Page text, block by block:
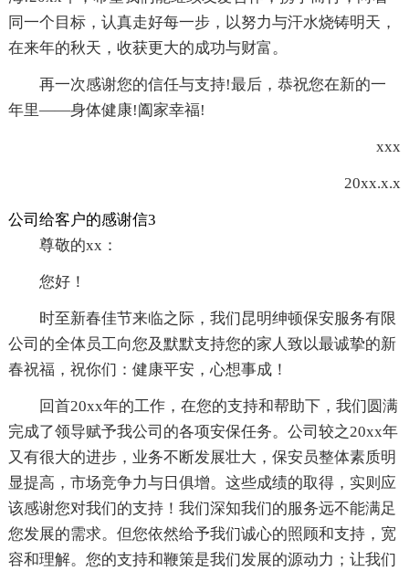
同一个目标，认真走好每一步，以努力与汗水烧铸明天，
在来年的秋天，收获更大的成功与财富。
再一次感谢您的信任与支持!最后，恭祝您在新的一
年里——身体健康!阖家幸福!
xxx
20xx.x.x
公司给客户的感谢信3
尊敬的xx：
您好！
时至新春佳节来临之际，我们昆明绅顿保安服务有限
公司的全体员工向您及默默支持您的家人致以最诚挚的新
春祝福，祝你们：健康平安，心想事成！
回首20xx年的工作，在您的支持和帮助下，我们圆满
完成了领导赋予我公司的各项安保任务。公司较之20xx年
又有很大的进步，业务不断发展壮大，保安员整体素质明
显提高，市场竞争力与日俱增。这些成绩的取得，实则应
该感谢您对我们的支持！我们深知我们的服务远不能满足
您发展的需求。但您依然给予我们诚心的照顾和支持，宽
容和理解。您的支持和鞭策是我们发展的源动力；让我们